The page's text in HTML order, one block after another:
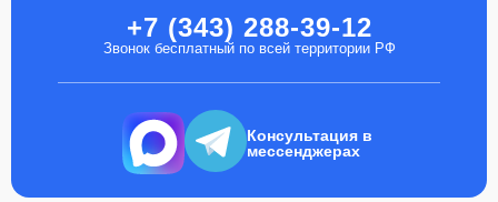
+7 (343) 288-39-12
Звонок бесплатный по всей территории РФ
Консультация в
мессенджерах